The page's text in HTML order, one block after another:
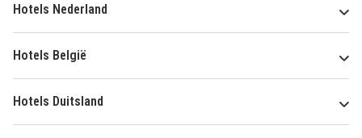
Hotels Nederland
Hotels België
Hotels Duitsland